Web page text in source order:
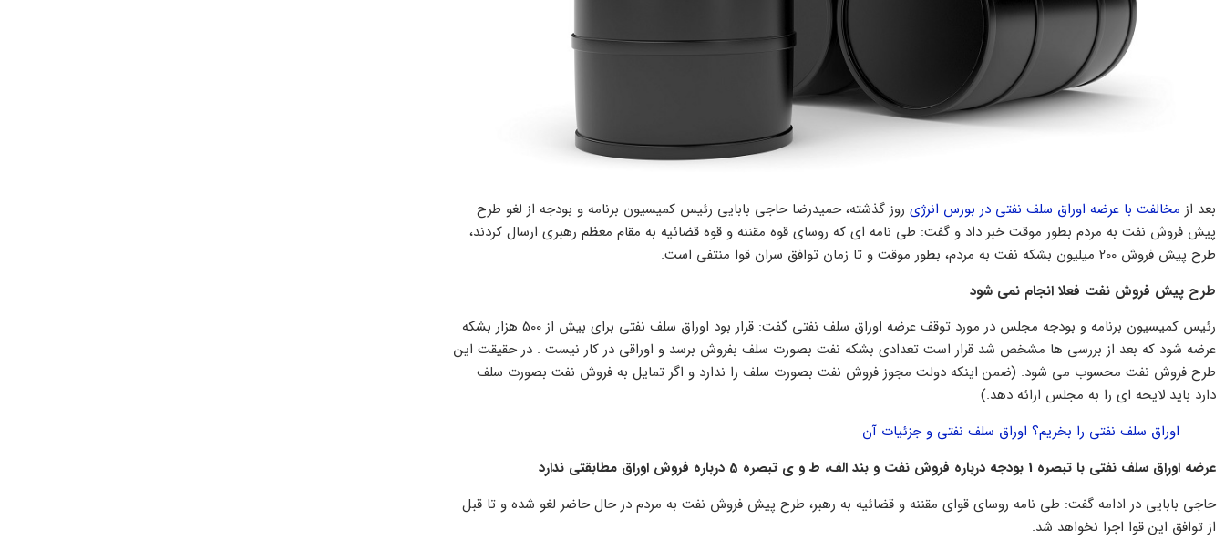
بعد از مخالفت با عرضه اوراق سلف نفتی در بورس انرژی روز گذشته، حمیدرضا حاجی بابایی رئیس کمیسیون برنامه و بودجه از لغو طرح
پیش فروش نفت به مردم بطور موقت خبر داد و گفت: طی نامه ای که روسای قوه مقننه و قوه قضائیه به مقام معظم رهبری ارسال کردند،
طرح پیش فروش 200 میلیون بشکه نفت به مردم، بطور موقت و تا زمان توافق سران قوا منتفی است.
طرح پیش فروش نفت فعلا انجام نمی شود
رئیس کمیسیون برنامه و بودجه مجلس در مورد توقف عرضه اوراق سلف نفتی گفت: قرار بود اوراق سلف نفتی برای بیش از 500 هزار بشکه
عرضه شود که بعد از بررسی ها مشخص شد قرار است تعدادی بشکه نفت بصورت سلف بفروش برسد و اوراقی در کار نیست . در حقیقت این
طرح فروش نفت محسوب می شود. (ضمن اینکه دولت مجوز فروش نفت بصورت سلف را ندارد و اگر تمایل به فروش نفت بصورت سلف
دارد باید لایحه ای را به مجلس ارائه دهد.)
اوراق سلف نفتی را بخریم؟ اوراق سلف نفتی و جزئیات آن
عرضه اوراق سلف نفتی با تبصره 1 بودجه درباره فروش نفت و بند الف، ط و ی تبصره 5 درباره فروش اوراق مطابقتی ندارد
حاجی بابایی در ادامه گفت: طی نامه روسای قوای مقننه و قضائیه به رهبر، طرح پیش فروش نفت به مردم در حال حاضر لغو شده و تا قبل
از توافق این قوا اجرا نخواهد شد.